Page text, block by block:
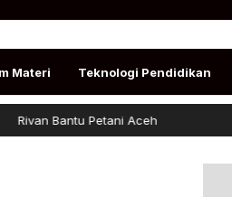
Materi Teknologi Pendidikan
Petani Aceh